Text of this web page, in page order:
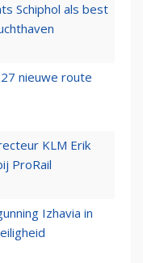
Schiphol als best
nieuwe route
KLM Erik
ProRail
Izhavia in